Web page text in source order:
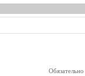
Обязательно